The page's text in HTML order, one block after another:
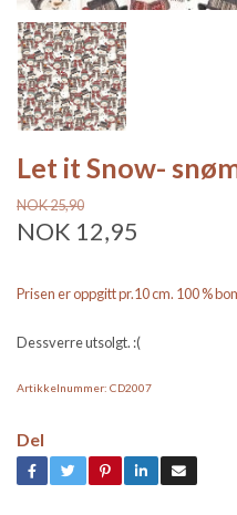
Let it Snow-
NOK 25,90
NOK 12,95
Prisen er oppgitt pr.10 cm. 100 %
Dessverre utsolgt. :(
Artikkelnummer: CD2007
Del